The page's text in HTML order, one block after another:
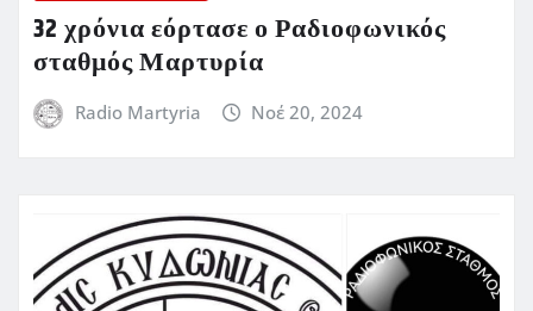
32 χρόνια εόρτασε ο Ραδιοφωνικός
σταθμός Μαρτυρία
Radio Martyria Νοέ 20, 2024